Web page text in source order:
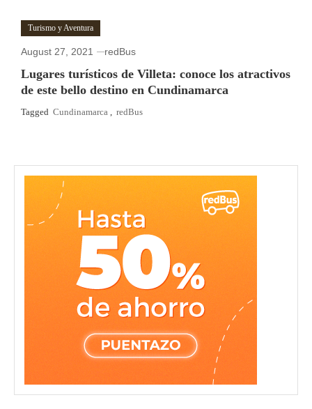
Turismo y Aventura
August 27, 2021 redBus
Lugares turísticos de Villeta: conoce los atractivos
de este bello destino en Cundinamarca
Tagged Cundinamarca redBus